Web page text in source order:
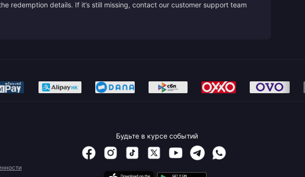
redemption details. If it’s still missing, contact our customer support team
Будьте в курсе событий